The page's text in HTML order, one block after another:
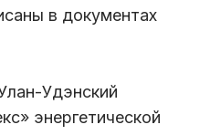
в документах
Удэнский
энергетической